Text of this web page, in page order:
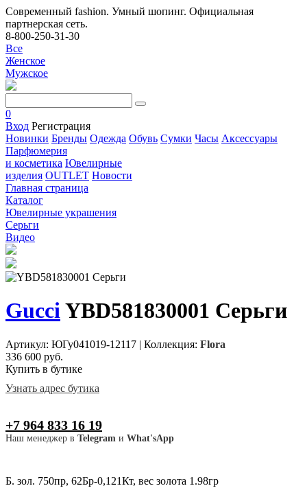
Современный fashion. Умный шопинг. Официальная
партнерская сеть.
8-800-250-31-30
Все
Женское
Мужское
0
Вход Регистрация
Новинки Бренды Одежда Обувь Сумки Часы Аксессуары
Парфюмерия
и косметика Ювелирные
изделия OUTLET Новости
Главная страница
Каталог
Ювелирные украшения
Серьги
Видео
GucciYBD581830001 Серьги
Артикул: ЮГу041019-12117 | Коллекция: Flora
336 600 руб.
Купить в бутике
Узнать адрес бутика
+7 964 833 16 19
Наш менеджер в Telegram и What'sApp
Б. зол. 750пр, 62Бр-0,121Кт, вес золота 1.98гр